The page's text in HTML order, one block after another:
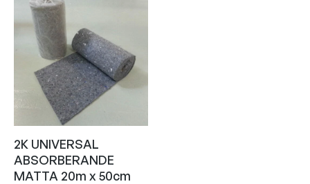
2K UNIVERSAL
ABSORBERANDE
MATTA 20m x 50cm